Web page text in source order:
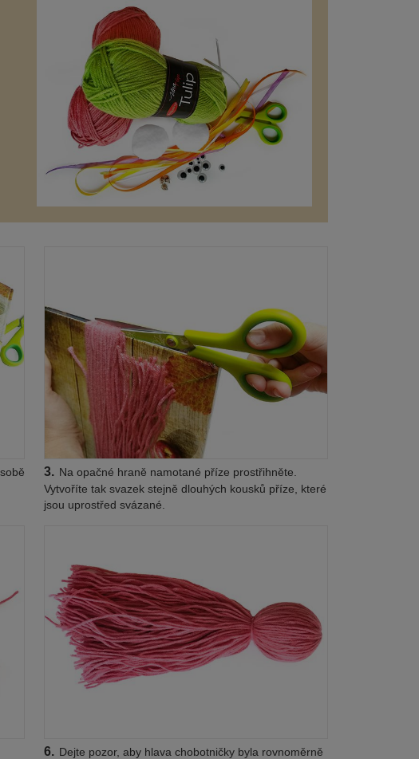
3. Na opačné hraně namotané příze prostřihněte.
Vytvoříte tak svazek stejně dlouhých kousků příze, které
jsou uprostřed svázané.
6. Dejte pozor, aby hlava chobotničky byla rovnoměrně